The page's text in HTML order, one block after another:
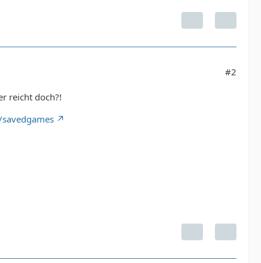
#2
reicht doch?!